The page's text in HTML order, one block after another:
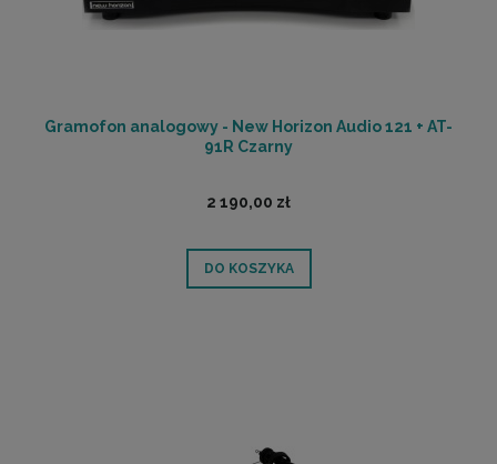
Gramofon analogowy - New Horizon Audio 121 + AT-
91R Czarny
2 190,00 zł
DO KOSZYKA